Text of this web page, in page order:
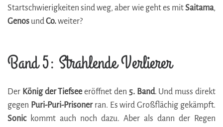
Startschwierigkeiten sind weg, aber wie geht es mitSaitama,
Genos undCo.weiter?
Band 5: Strahlende Verlierer
Der König der Tiefseeeröffnet den 5. Band. Und muss direkt
gegen Puri-Puri-Prisonerran. Es wird Großflächig gekämpft.
Sonickommt auch noch dazu. Aber als dann der Regen